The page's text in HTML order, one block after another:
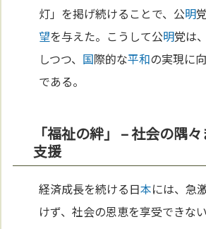
灯」を掲げ続けることで、公明
望を与えた。こうして公明党は
しつつ、 国際的な平和の実現に
である。
「福祉の絆」 – 社会の隅
支援
経済成長を続ける日本には、急
けず、社会の恩恵を享受できな